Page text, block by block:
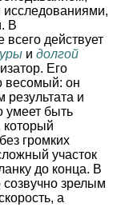
исследованиями,
В
действует
и долгой
Его
весомый: он
результата и
умеет быть
который
громких
участок
до конца. В
зрелым
а